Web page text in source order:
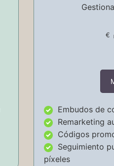
€
Embudos de
Remarketing
Códigos
Seguimiento
píxeles